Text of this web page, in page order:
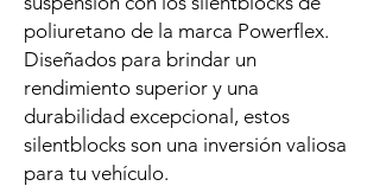
poliuretano de la marca Powerflex.
Diseñados para brindar un
rendimiento superior y una
durabilidad excepcional, estos
silentblocks son una inversión valiosa
para tu vehículo.